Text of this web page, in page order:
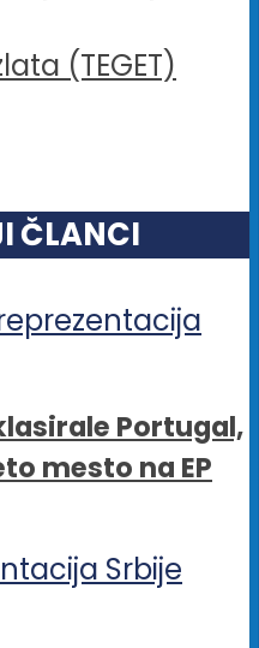
(TEGET)
ČLANCI
Portugal,
mesto na EP